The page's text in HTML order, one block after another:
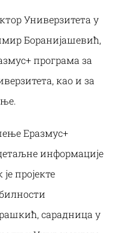
Универзитета у
Боранијашевић,
програма за
као и за
Еразмус+
информације
пројекте
сарадница у